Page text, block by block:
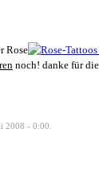
Rose
noch! danke für
2008 - 0:00.